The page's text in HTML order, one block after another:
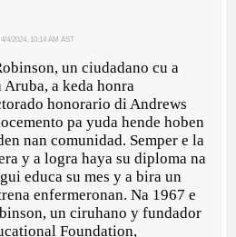
4/4/2024, 10:14 AM AST
un ciudadano cu a
Aruba, a keda honra
honorario di Andrews
pa yuda hende hoben
nan comunidad. Semper e la
y a logra haya su diploma na
educa su mes y a bira un
enfermeronan. Na 1967 e
un ciruhano y fundador
Foundation,